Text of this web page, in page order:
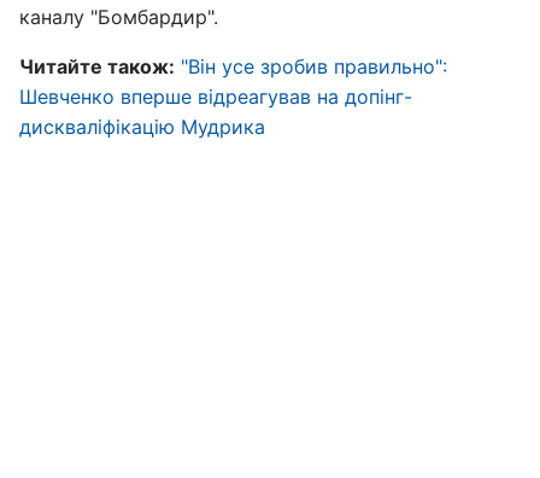
каналу "Бомбардир".
Читайте також: "Він усе зробив правильно":
Шевченко вперше відреагував на допінг-
дискваліфікацію Мудрика